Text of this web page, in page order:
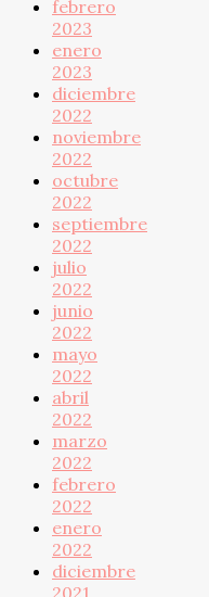
febrero
2023
enero
2023
diciembre
2022
noviembre
2022
octubre
2022
septiembre
2022
julio
2022
junio
2022
mayo
2022
abril
2022
marzo
2022
febrero
2022
enero
2022
diciembre